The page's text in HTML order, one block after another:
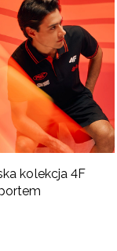
kolekcja 4F